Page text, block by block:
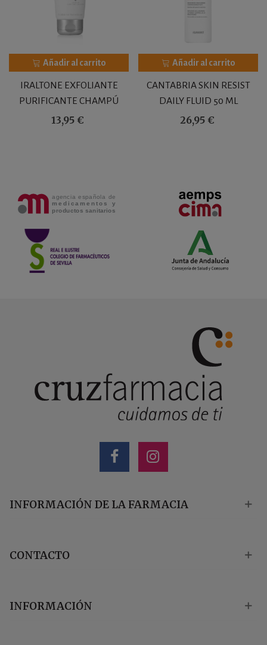
Añadir al carrito
IRALTONE EXFOLIANTE
PURIFICANTE CHAMPÚ
200 ML
13,95 €
Añadir al carrito
CANTABRIA SKIN RESIST
DAILY FLUID 50 ML
26,95 €
INFORMACIÓN DE LA FARMACIA
CONTACTO
INFORMACIÓN